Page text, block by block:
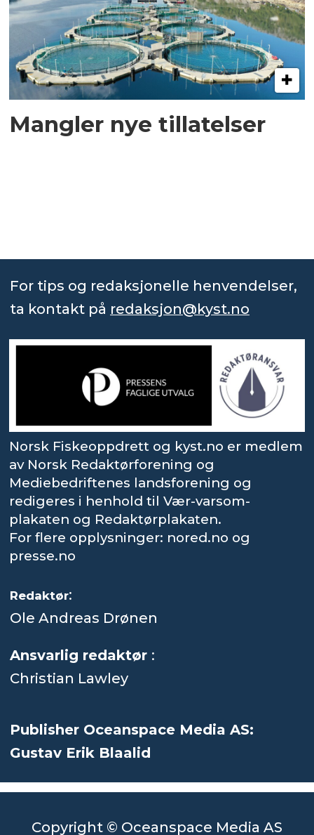
Mangler nye tillatelser
For tips og redaksjonelle henvendelser,
ta kontakt på redaksjon@kyst.no
Norsk Fiskeoppdrett og kyst.no er medlem
av Norsk Redaktørforening og
Mediebedriftenes landsforening og
redigeres i henhold til Vær-varsom-
plakaten og Redaktørplakaten.
For flere opplysninger: nored.no og
presse.no
Redaktør:
Ole Andreas Drønen
Ansvarlig redaktør :
Christian Lawley
Publisher Oceanspace Media AS:
Gustav Erik Blaalid
Copyright © Oceanspace Media AS